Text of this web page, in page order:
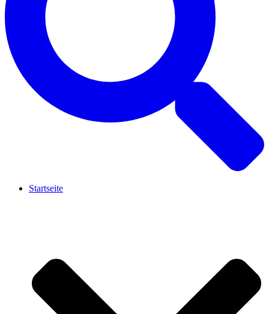
Startseite